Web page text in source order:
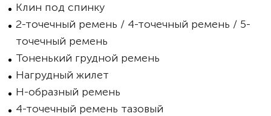
Клин под спинку
2-точечный ремень / 4-точечный ремень / 5-
точечный ремень
Тоненький грудной ремень
Нагрудный жилет
Н-образный ремень
4-точечный ремень тазовый